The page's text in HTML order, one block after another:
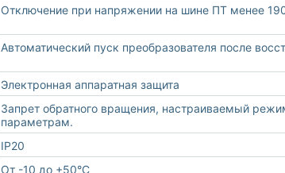
Отключение при напряжении на шине ПТ менее
Автоматический пуск преобразователя после
Электронная аппаратная защита
Запрет обратного вращения, настраиваемый
параметрам.
IP20
От -10 до +50°C